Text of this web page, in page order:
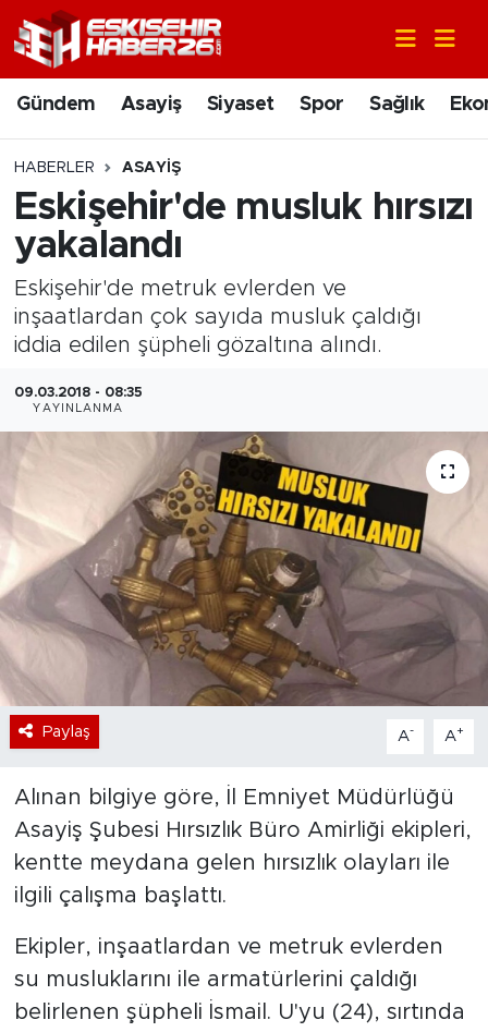
Gündem Asayiş Siyaset Spor Sağlık
HABERLER ASAYIŞ
Eskişehir'de musluk hırsızı
yakalandı
Eskişehir'de metruk evlerden ve
inşaatlardan çok sayıda musluk çaldığı
iddia edilen şüpheli gözaltına alındı.
09.03.2018 - 08:35
YAYINLANMA
Paylaş A- A+
Alınan bilgiye göre, İl Emniyet Müdürlüğü
Asayiş Şubesi Hırsızlık Büro Amirliği ekipleri,
kentte meydana gelen hırsızlık olayları ile
ilgili çalışma başlattı.
Ekipler, inşaatlardan ve metruk evlerden
su musluklarını ile armatürlerini çaldığı
belirlenen şüpheli İsmail. U'yu (24), sırtında
Gündem
Asayiş
Siyaset
Spor
Sağlık
Ekonomi
Eğitim
Bölge
Teknoloji
Magazin
Sektör
Nöbetçi Eczaneler
Hava Durumu
Trafik Durumu
Süper Lig Puan Durumu ve Fikstür
Tüm Manşetler
Son Dakika Haberleri
Haber Arşivi